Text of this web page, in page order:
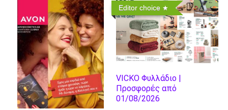
Editor choice
VICKO Φυλλάδιο |
Προσφορές από
01/08/2026